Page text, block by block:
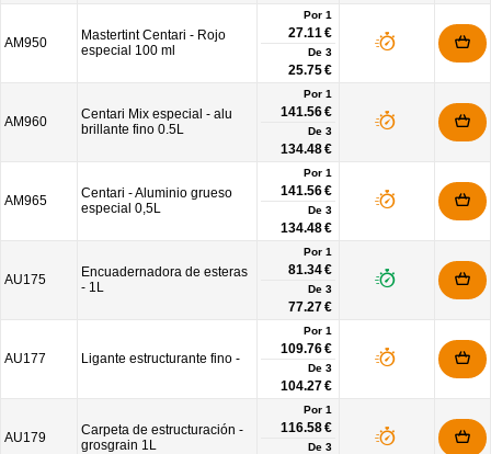
AM950
Mastertint Centari - Rojo
especial 100 ml
Por 1
27.11 €
De 3
25.75 €
AM960
Centari Mix especial - alu
brillante fino 0.5L
Por 1
141.56 €
De 3
134.48 €
AM965
Centari - Aluminio grueso
especial 0,5L
Por 1
141.56 €
De 3
134.48 €
AU175
Encuadernadora de esteras
- 1L
Por 1
81.34 €
De 3
77.27 €
AU177 Ligante estructurante fino -
Por 1
109.76 €
De 3
104.27 €
AU179
Carpeta de estructuración -
grosgrain 1L
Por 1
116.58 €
De 3